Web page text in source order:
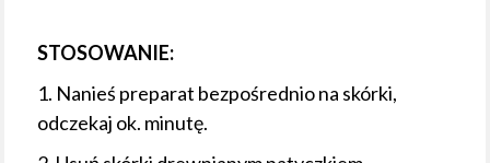
STOSOWANIE:
1. Nanieś preparat bezpośrednio na skórki,
odczekaj ok. minutę.